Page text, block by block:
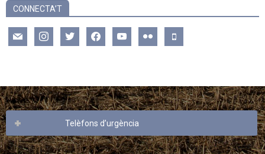
CONNECTA’T
mail instagramtwitter facebookyoutube flickr mobile
Telèfons d’urgència